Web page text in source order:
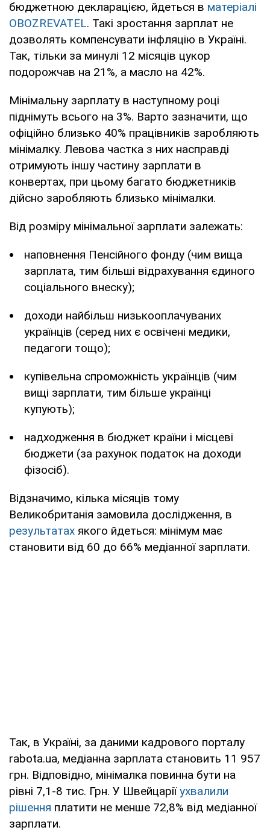
бюджетною декларацією, йдеться в матеріалі
OBOZREVATEL. Такі зростання зарплат не
дозволять компенсувати інфляцію в Україні.
Так, тільки за минулі 12 місяців цукор
подорожчав на 21%, а масло на 42%.
Мінімальну зарплату в наступному році
піднімуть всього на 3%. Варто зазначити, що
офіційно близько 40% працівників заробляють
мінімалку. Левова частка з них насправді
отримують іншу частину зарплати в
конвертах, при цьому багато бюджетників
дійсно заробляють близько мінімалки.
Від розміру мінімальної зарплати залежать:
наповнення Пенсійного фонду (чим вища
зарплата, тим більші відрахування єдиного
соціального внеску);
доходи найбільш низькооплачуваних
українців (серед них є освічені медики,
педагоги тощо);
купівельна спроможність українців (чим
вищі зарплати, тим більше українці
купують);
надходження в бюджет країни і місцеві
бюджети (за рахунок податок на доходи
фізосіб).
Відзначимо, кілька місяців тому
Великобританія замовила дослідження, в
результатах якого йдеться: мінімум має
становити від 60 до 66% медіанної зарплати.
Так, в Україні, за даними кадрового порталу
rabota.ua, медіанна зарплата становить 11 957
грн. Відповідно, мінімалка повинна бути на
рівні 7,1-8 тис. Грн. У Швейцаріїухвалили
рішення платити не менше 72,8% від медіанної
зарплати.